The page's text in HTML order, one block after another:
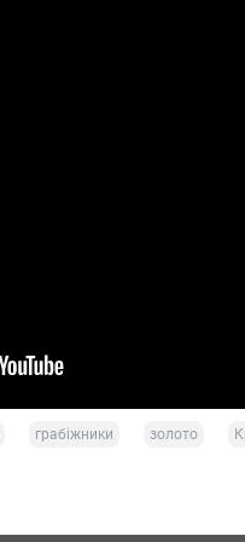
грабіжники золото